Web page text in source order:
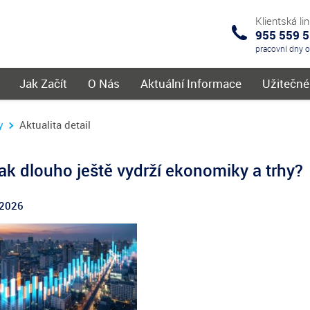
Klientská
955 559
pracovní dny
Jak Začít O Nás Aktuální Informace
Aktualita detail
dlouho ještě vydrží ekonomiky a trhy?